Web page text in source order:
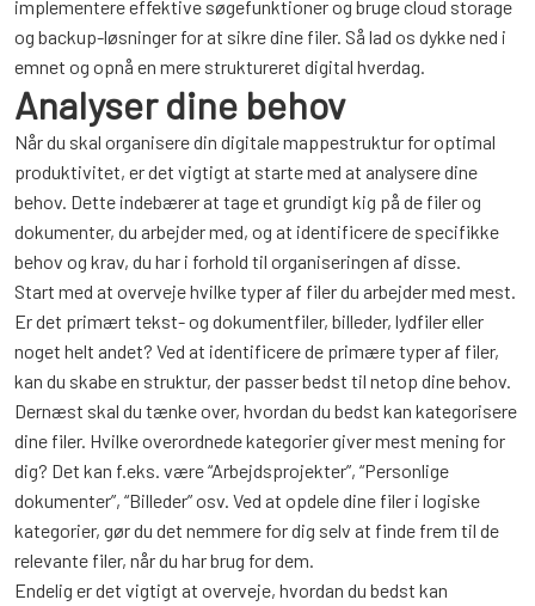
implementere effektive søgefunktioner og bruge cloud storage
og backup-løsninger for at sikre dine filer. Så lad os dykke ned i
emnet og opnå en mere struktureret digital hverdag.
Analyser dine behov
Når du skal organisere din digitale mappestruktur for optimal
produktivitet, er det vigtigt at starte med at analysere dine
behov. Dette indebærer at tage et grundigt kig på de filer og
dokumenter, du arbejder med, og at identificere de specifikke
behov og krav, du har i forhold til organiseringen af disse.
Start med at overveje hvilke typer af filer du arbejder med mest.
Er det primært tekst- og dokumentfiler, billeder, lydfiler eller
noget helt andet? Ved at identificere de primære typer af filer,
kan du skabe en struktur, der passer bedst til netop dine behov.
Dernæst skal du tænke over, hvordan du bedst kan kategorisere
dine filer. Hvilke overordnede kategorier giver mest mening for
dig? Det kan f.eks. være “Arbejdsprojekter”, “Personlige
dokumenter”, “Billeder” osv. Ved at opdele dine filer i logiske
kategorier, gør du det nemmere for dig selv at finde frem til de
relevante filer, når du har brug for dem.
Endelig er det vigtigt at overveje, hvordan du bedst kan